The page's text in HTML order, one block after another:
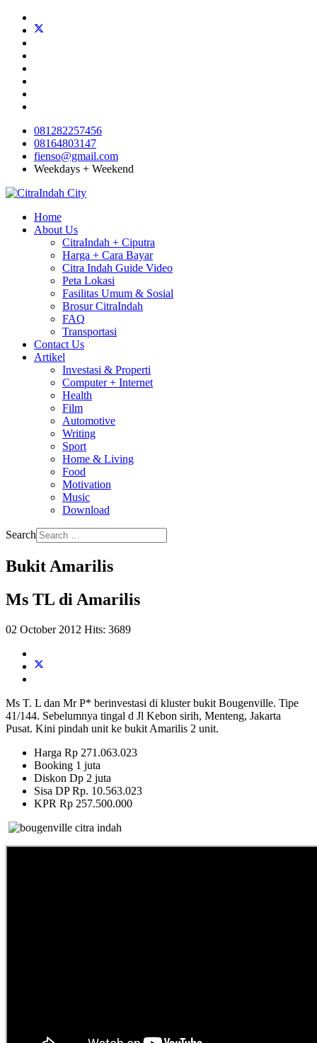
081282257456
08164803147
fienso@gmail.com
Weekdays + Weekend
Home
About Us
CitraIndah + Ciputra
Harga + Cara Bayar
Citra Indah Guide Video
Peta Lokasi
Fasilitas Umum & Sosial
Brosur CitraIndah
FAQ
Transportasi
Contact Us
Artikel
Investasi & Properti
Computer + Internet
Health
Film
Automotive
Writing
Sport
Home & Living
Food
Motivation
Music
Download
Search
Bukit Amarilis
Ms TL di Amarilis
02 October 2012 Hits: 3689
Ms T. L dan Mr P* berinvestasi di kluster bukit Bougenville. Tipe
41/144. Sebelumnya tingal d Jl Kebon sirih, Menteng, Jakarta
Pusat. Kini pindah unit ke bukit Amarilis 2 unit.
Harga Rp 271.063.023
Booking 1 juta
Diskon Dp 2 juta
Sisa DP Rp. 10.563.023
KPR Rp 257.500.000